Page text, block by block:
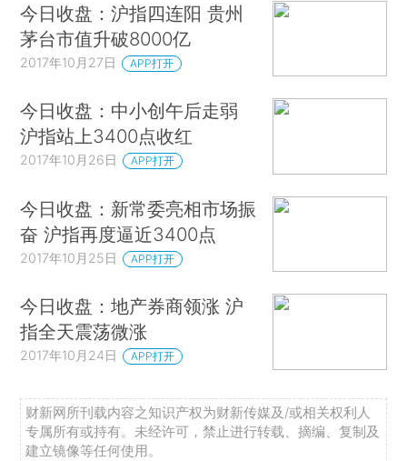
今日收盘：沪指四连阳 贵州
茅台市值升破8000亿
2017年10月27日 APP打开
今日收盘：中小创午后走弱
沪指站上3400点收红
2017年10月26日 APP打开
今日收盘：新常委亮相市场振
奋 沪指再度逼近3400点
2017年10月25日 APP打开
今日收盘：地产券商领涨 沪
指全天震荡微涨
2017年10月24日 APP打开
财新网所刊载内容之知识产权为财新传媒及/或相关权利人
专属所有或持有。未经许可，禁止进行转载、摘编、复制及
建立镜像等任何使用。